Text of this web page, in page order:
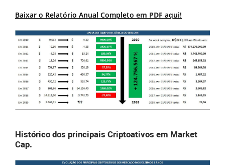
Baixar o Relatório Anual Completo em PDF aqui!
Histórico dos principais Criptoativos em Market
Cap.